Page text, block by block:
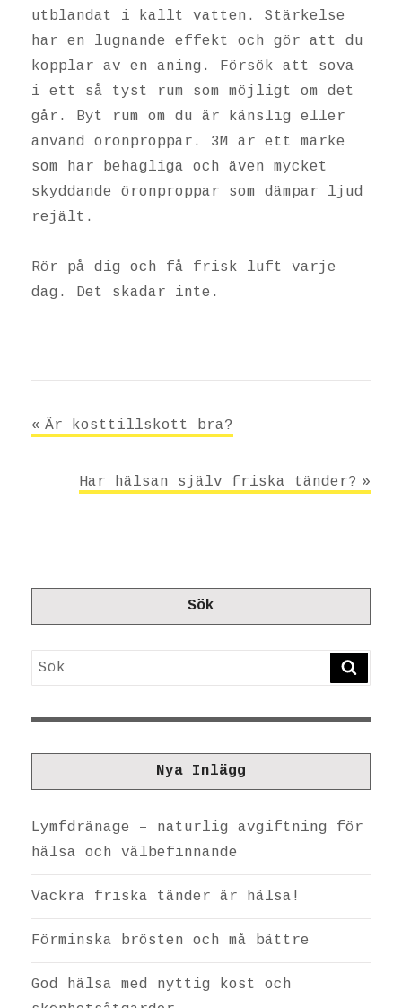
utblandat i kallt vatten. Stärkelse
har en lugnande effekt och gör att du
kopplar av en aning. Försök att sova
i ett så tyst rum som möjligt om det
går. Byt rum om du är känslig eller
använd öronproppar. 3M är ett märke
som har behagliga och även mycket
skyddande öronproppar som dämpar ljud
rejält.
Rör på dig och få frisk luft varje
dag. Det skadar inte.
Inläggsnavigering
Är kosttillskott bra?
Har hälsan själv friska tänder?
Sök
Sök
Nya Inlägg
Lymfdränage – naturlig avgiftning för
hälsa och välbefinnande
Vackra friska tänder är hälsa!
Förminska brösten och må bättre
God hälsa med nyttig kost och